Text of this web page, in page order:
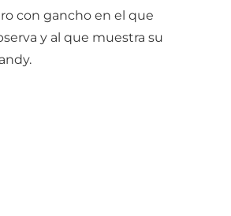
con gancho en el que
y al que muestra su